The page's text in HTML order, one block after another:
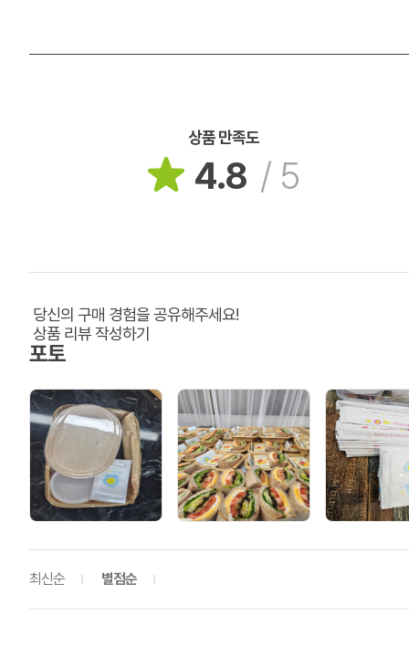
상품 만족도
4.8 / 5
당신의 구매 경험을 공유해주세요!
상품 리뷰 작성하기
포토
최신순 별점순